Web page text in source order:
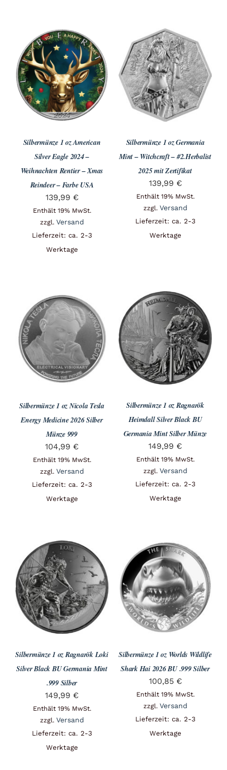
Silbermünze 1 oz American
Silver Eagle 2024 –
Weihnachten Rentier – Xmas
Reindeer – Farbe USA
139,99 €
Enthält 19% MwSt.
zzgl. Versand
Lieferzeit: ca. 2-3
Werktage
Silbermünze 1 oz Germania
Mint – Witchcraft – #2.Herbalist
2025 mit Zertifikat
139,99 €
Enthält 19% MwSt.
zzgl. Versand
Lieferzeit: ca. 2-3
Werktage
Silbermünze 1 oz Nicola Tesla
Energy Medicine 2026 Silber
Münze 999
104,99 €
Enthält 19% MwSt.
zzgl. Versand
Lieferzeit: ca. 2-3
Werktage
Silbermünze 1 oz Ragnarök
Heimdall Silver Black BU
Germania Mint Silber Münze
149,99 €
Enthält 19% MwSt.
zzgl. Versand
Lieferzeit: ca. 2-3
Werktage
Silbermünze 1 oz Ragnarök Loki
Silver Black BU Germania Mint
.999 Silber
149,99 €
Enthält 19% MwSt.
zzgl. Versand
Lieferzeit: ca. 2-3
Werktage
Silbermünze 1 oz Worlds Wildlife
Shark Hai 2026 BU .999 Silber
100,85 €
Enthält 19% MwSt.
zzgl. Versand
Lieferzeit: ca. 2-3
Werktage